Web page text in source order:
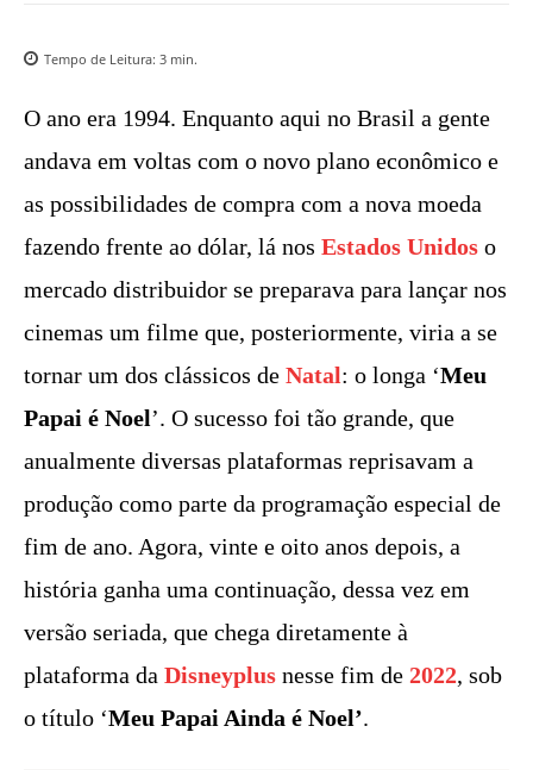
Tempo de Leitura: 3 min.
O ano era 1994. Enquanto aqui no Brasil a gente
andava em voltas com o novo plano econômico e
as possibilidades de compra com a nova moeda
fazendo frente ao dólar, lá nos Estados Unidos o
mercado distribuidor se preparava para lançar nos
cinemas um filme que, posteriormente, viria a se
tornar um dos clássicos de Natal: o longa ‘Meu
Papai é Noel’. O sucesso foi tão grande, que
anualmente diversas plataformas reprisavam a
produção como parte da programação especial de
fim de ano. Agora, vinte e oito anos depois, a
história ganha uma continuação, dessa vez em
versão seriada, que chega diretamente à
plataforma da Disneyplus nesse fim de 2022, sob
o título ‘Meu Papai Ainda é Noel’.